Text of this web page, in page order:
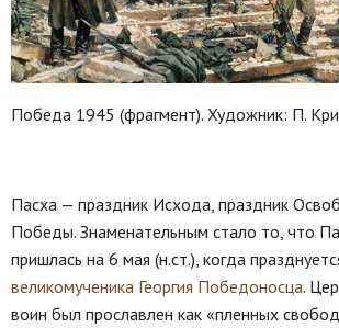
Победа 1945 (фрагмент). Художник: П.
Пасха — праздник Исхода, праздник
Победы. Знаменательным стало то, что
пришлась на 6 мая (н.ст.), когда
великомученика Георгия Победоносца.
воин был прославлен как «пленных